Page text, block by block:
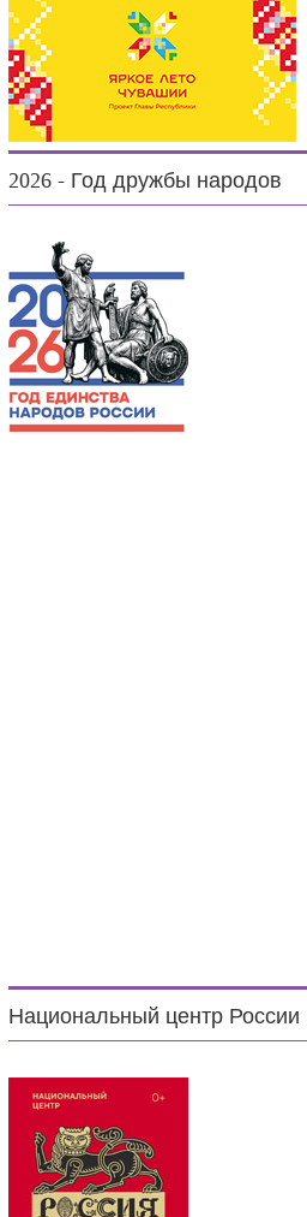
2026 - Год дружбы народов
Национальный центр России